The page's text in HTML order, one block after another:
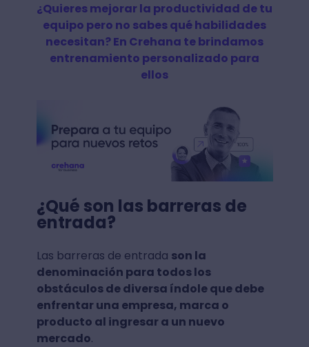
¿Quieres mejorar la productividad de tu
equipo pero no sabes qué habilidades
necesitan? En Crehana te brindamos
entrenamiento personalizado para
ellos
¿Qué son las barreras de
entrada?
Las barreras de entrada son la
denominación para todos los
obstáculos de diversa índole que debe
enfrentar una empresa, marca o
producto al ingresar a un nuevo
mercado.